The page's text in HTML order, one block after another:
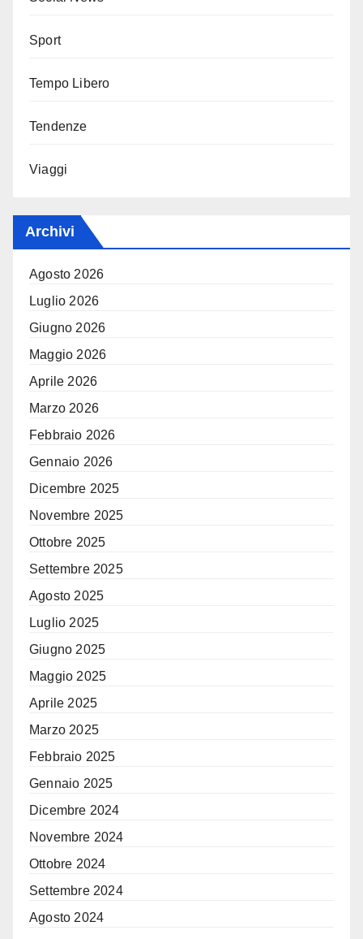
Sport
Tempo Libero
Tendenze
Viaggi
Archivi
Agosto 2026
Luglio 2026
Giugno 2026
Maggio 2026
Aprile 2026
Marzo 2026
Febbraio 2026
Gennaio 2026
Dicembre 2025
Novembre 2025
Ottobre 2025
Settembre 2025
Agosto 2025
Luglio 2025
Giugno 2025
Maggio 2025
Aprile 2025
Marzo 2025
Febbraio 2025
Gennaio 2025
Dicembre 2024
Novembre 2024
Ottobre 2024
Settembre 2024
Agosto 2024